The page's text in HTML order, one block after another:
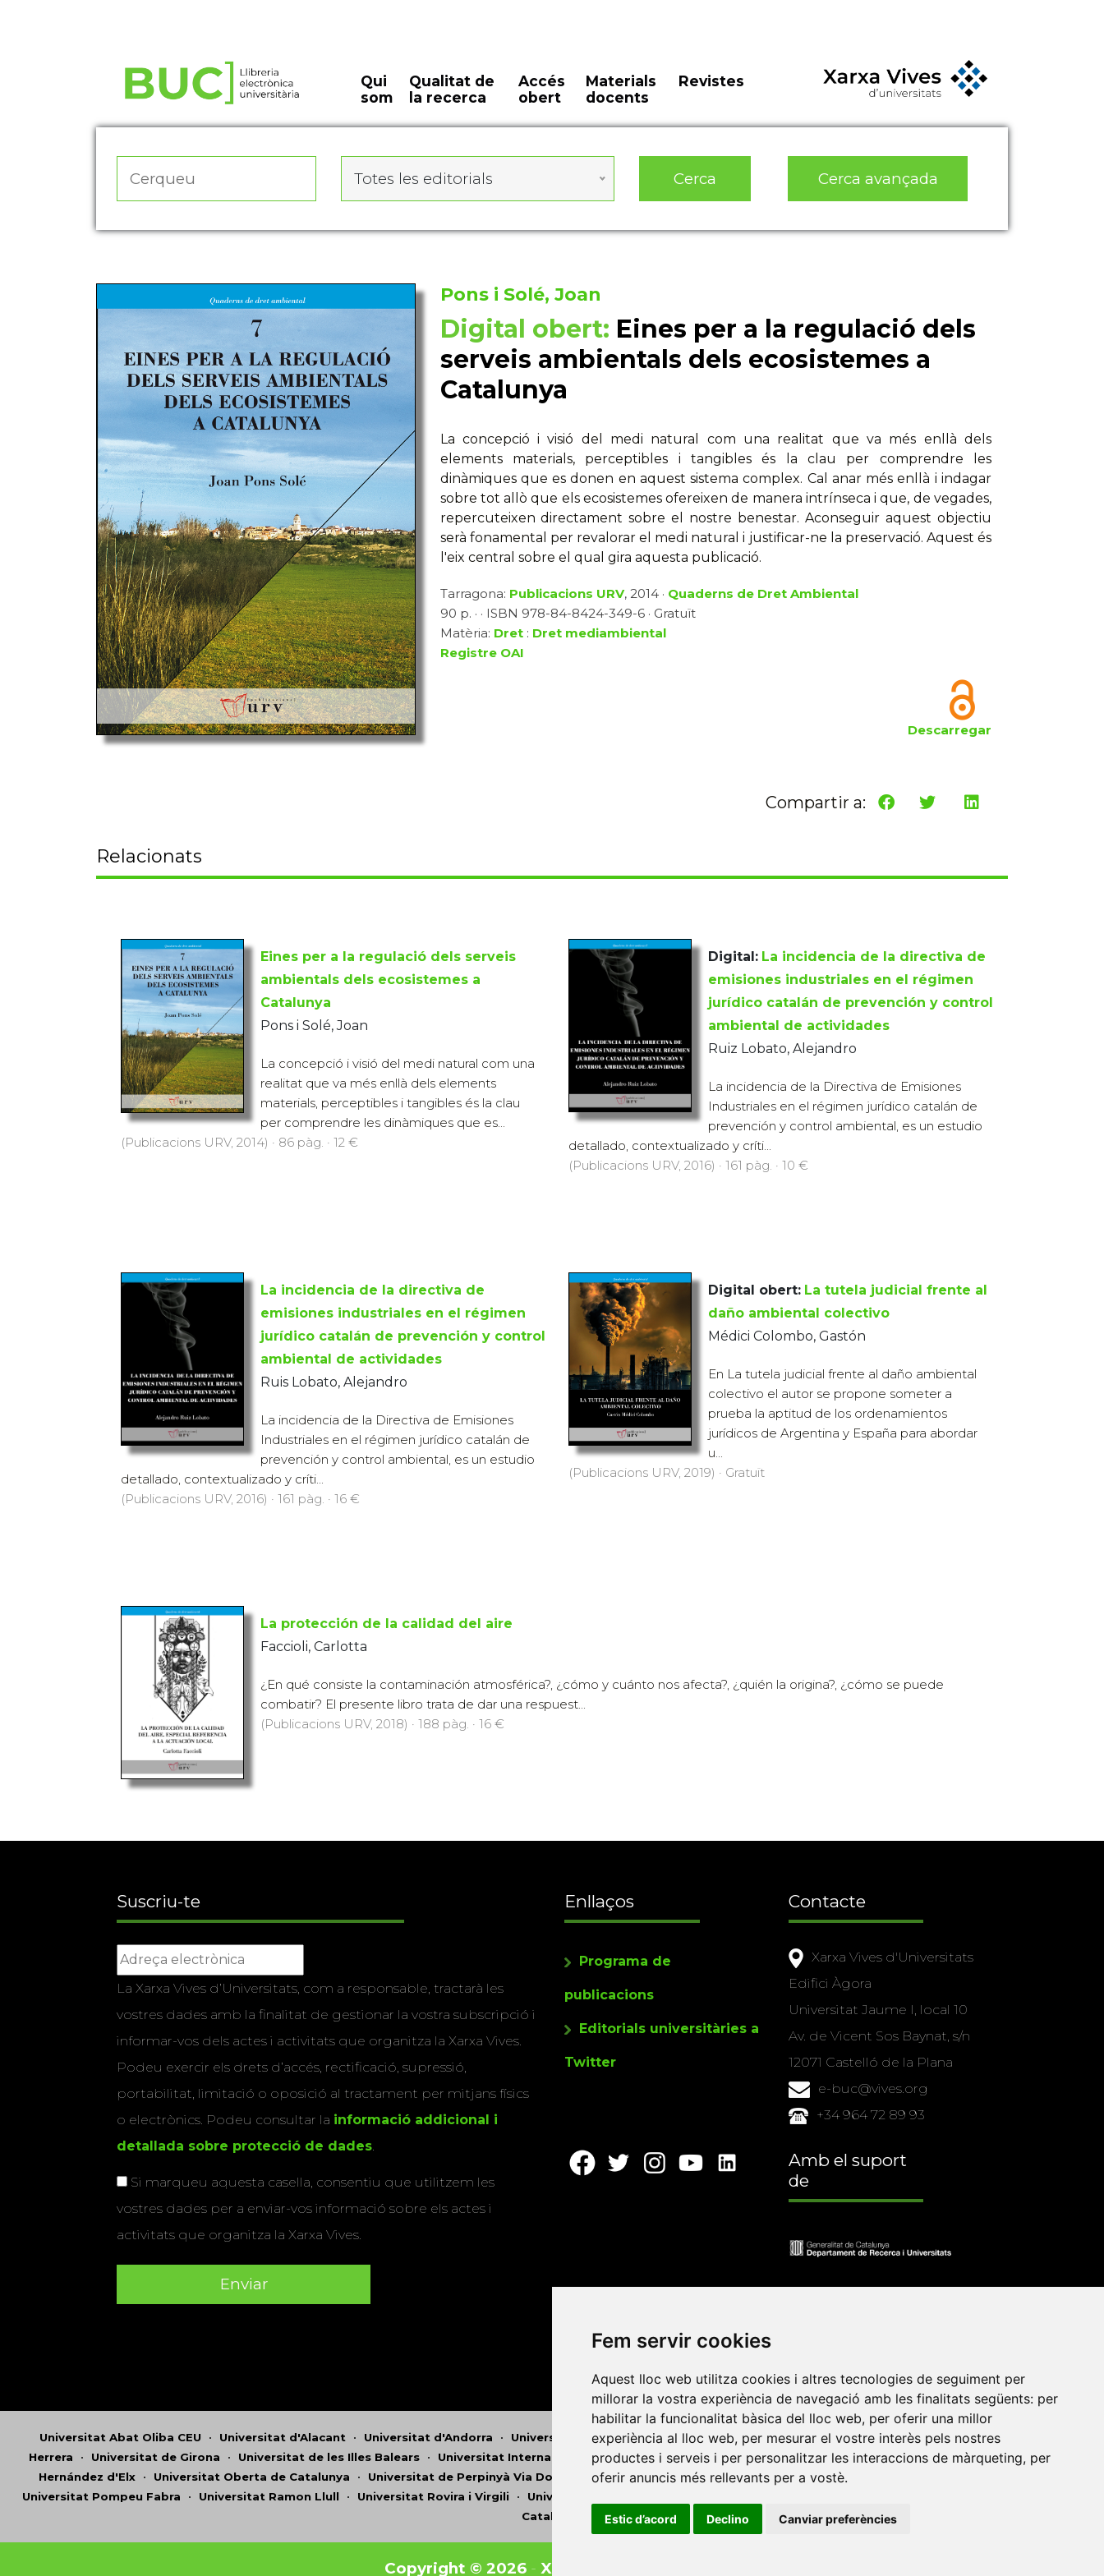
Fem servir cookies
Aquest lloc web utilitza cookies i altres tecnologies de seguiment per
millorar la vostra experiència de navegació amb les finalitats següents: per
habilitar la funcionalitat bàsica del lloc web, per oferir una millor
experiència al lloc web, per mesurar el vostre interès pels nostres
productes i serveis i per personalitzar les interaccions de màrqueting, per
oferir anuncis més rellevants per a vostè.
Estic d’acord Declino Canviar preferències
Qui
som
Qualitat de
la recerca
Accés
obert
Materials
docents
Revistes
Totes les editorials Cerca Cerca avançada
Pons i Solé, Joan
Digital obert: Eines per a la regulació dels
serveis ambientals dels ecosistemes a
Catalunya
La concepció i visió del medi natural com una realitat que va més enllà dels
elements materials, perceptibles i tangibles és la clau per comprendre les
dinàmiques que es donen en aquest sistema complex. Cal anar més enllà i indagar
sobre tot allò que els ecosistemes ofereixen de manera intrínseca i que, de vegades,
repercuteixen directament sobre el nostre benestar. Aconseguir aquest objectiu
serà fonamental per revalorar el medi natural i justificar-ne la preservació. Aquest és
l'eix central sobre el qual gira aquesta publicació.
Tarragona: Publicacions URV, 2014 · Quaderns de Dret Ambiental
90 p. · · ISBN 978-84-8424-349-6 · Gratuït
Matèria: Dret: Dret mediambiental
Registre OAI
Descarregar
Compartir a:
Relacionats
Eines per a la regulació dels serveis
ambientals dels ecosistemes a
Catalunya
Pons i Solé, Joan
La concepció i visió del medi natural com una
realitat que va més enllà dels elements
materials, perceptibles i tangibles és la clau
per comprendre les dinàmiques que es...
(Publicacions URV, 2014) · 86 pàg. · 12 €
Digital: La incidencia de la directiva de
emisiones industriales en el régimen
jurídico catalán de prevención y control
ambiental de actividades
Ruiz Lobato, Alejandro
La incidencia de la Directiva de Emisiones
Industriales en el régimen jurídico catalán de
prevención y control ambiental, es un estudio
detallado, contextualizado y críti...
(Publicacions URV, 2016) · 161 pàg. · 10 €
La incidencia de la directiva de
emisiones industriales en el régimen
jurídico catalán de prevención y control
ambiental de actividades
Ruis Lobato, Alejandro
La incidencia de la Directiva de Emisiones
Industriales en el régimen jurídico catalán de
prevención y control ambiental, es un estudio
detallado, contextualizado y críti...
(Publicacions URV, 2016) · 161 pàg. · 16 €
Digital obert: La tutela judicial frente al
daño ambiental colectivo
Médici Colombo, Gastón
En La tutela judicial frente al daño ambiental
colectivo el autor se propone someter a
prueba la aptitud de los ordenamientos
jurídicos de Argentina y España para abordar
u...
(Publicacions URV, 2019) · Gratuït
La protección de la calidad del aire
Faccioli, Carlotta
¿En qué consiste la contaminación atmosférica?, ¿cómo y cuánto nos afecta?, ¿quién la origina?, ¿cómo se puede
combatir? El presente libro trata de dar una respuest...
(Publicacions URV, 2018) · 188 pàg. · 16 €
Suscriu-te
La Xarxa Vives d’Universitats, com a responsable, tractarà les
vostres dades amb la finalitat de gestionar la vostra subscripció i
informar-vos dels actes i activitats que organitza la Xarxa Vives.
Podeu exercir els drets d’accés, rectificació, supressió,
portabilitat, limitació o oposició al tractament per mitjans físics
o electrònics. Podeu consultar la informació addicional i
detallada sobre protecció de dades.
Si marqueu aquesta casella, consentiu que utilitzem les
vostres dades per a enviar-vos informació sobre els actes i
activitats que organitza la Xarxa Vives.
Enllaços
Programa de
publicacions
Editorials universitàries a
Twitter
Contacte
Xarxa Vives d'Universitats
Edifici Àgora
Universitat Jaume I, local 10
Av. de Vicent Sos Baynat, s/n
12071 Castelló de la Plana
e-buc@vives.org
+34 964 72 89 93
Amb el suport
de
Universitat Abat Oliba CEU • Universitat d'Alacant • Universitat d'Andorra • Universitat Autònoma de Barcelona•Universitat de Barcelona•Universitat CEU Cardenal
Herrera • Universitat de Girona • Universitat de les Illes Balears • Universitat Internacional de Catalunya•Universitat Jaume I•Universitat de Lleida •Universitat Miguel
Hernández d'Elx • Universitat Oberta de Catalunya • Universitat de Perpinyà Via Domitia •Universitat Politècnica de Catalunya•Universitat Politècnica de València
Universitat Pompeu Fabra • Universitat Ramon Llull • Universitat Rovira i Virgili • Universitat de Sàsser
Catalunya
Copyright © 2026- Xarxa Vives d'Universitats